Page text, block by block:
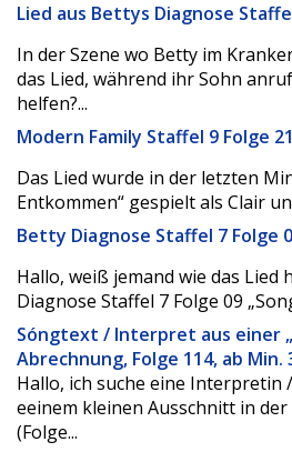
Lied aus Bettys Diagnose
In der Szene wo Betty im
das Lied, während ihr Sohn
helfen?...
Modern Family Staffel 9 Folge
Das Lied wurde in der letzten
Entkommen“ gespielt als Clair
Betty Diagnose Staffel 7 Folge
Hallo, weiß jemand wie das Lied
Diagnose Staffel 7 Folge 09
Sóngtext / Interpret aus einer
Abrechnung, Folge 114, ab Min.
Hallo, ich suche eine Interpretin
eeinem kleinen Ausschnitt in der
(Folge...